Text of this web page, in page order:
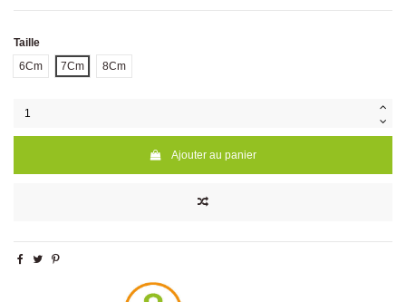
Taille
6Cm
7Cm 8Cm
Ajouter au panier